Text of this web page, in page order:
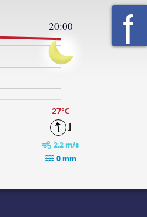
20:00
27°C
J
2.2 m/s
0 mm